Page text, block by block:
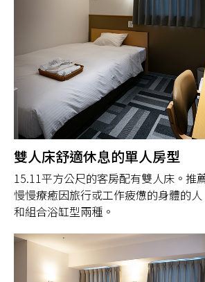
雙人床舒適休息的單人房型
15.11平方公尺的客房配有雙人床。推
慢慢療癒因旅行或工作疲憊的身體的
和組合浴缸型兩種。